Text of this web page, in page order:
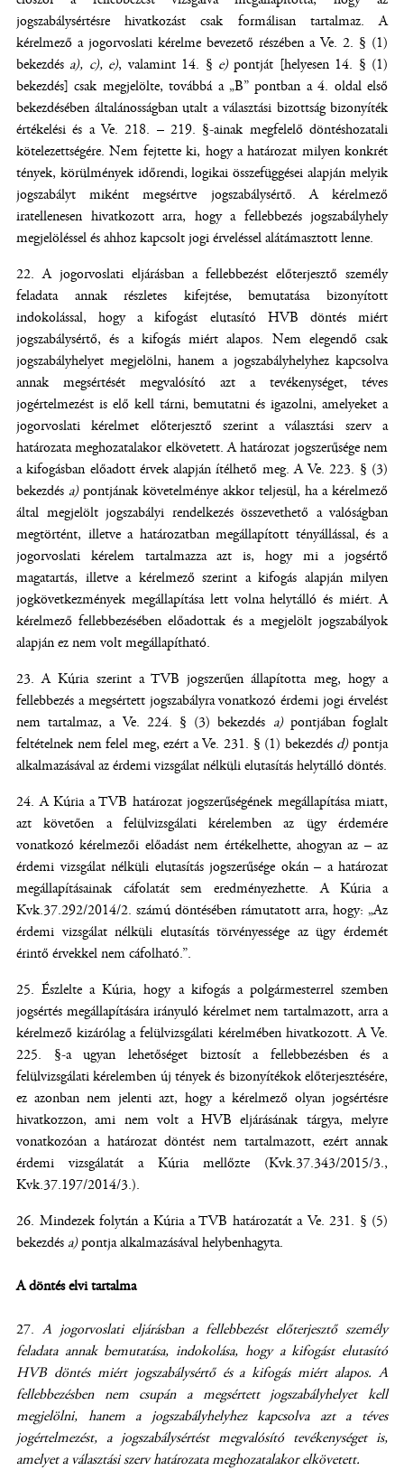
jogszabálysértésre hivatkozást csak formálisan tartalmaz. A
kérelmező a jogorvoslati kérelme bevezető részében a Ve. 2. § (1)
bekezdés a), c), e), valamint 14. § e)pontját [helyesen 14. § (1)
bekezdés] csak megjelölte, továbbá a „B” pontban a 4. oldal első
bekezdésében általánosságban utalt a választási bizottság bizonyíték
értékelési és a Ve. 218. – 219. §-ainak megfelelő döntéshozatali
kötelezettségére. Nem fejtette ki, hogy a határozat milyen konkrét
tények, körülmények időrendi, logikai összefüggései alapján melyik
jogszabályt miként megsértve jogszabálysértő. A kérelmező
iratellenesen hivatkozott arra, hogy a fellebbezés jogszabályhely
megjelöléssel és ahhoz kapcsolt jogi érveléssel alátámasztott lenne.
A jogorvoslati eljárásban a fellebbezést előterjesztő személy
feladata annak részletes kifejtése, bemutatása bizonyított
indokolással, hogy a kifogást elutasító HVB döntés miért
jogszabálysértő, és a kifogás miért alapos. Nem elegendő csak
jogszabályhelyet megjelölni, hanem a jogszabályhelyhez kapcsolva
annak megsértését megvalósító azt a tevékenységet, téves
jogértelmezést is elő kell tárni, bemutatni és igazolni, amelyeket a
jogorvoslati kérelmet előterjesztő szerint a választási szerv a
határozata meghozatalakor elkövetett. A határozat jogszerűsége nem
a kifogásban előadott érvek alapján ítélhető meg. A Ve. 223. § (3)
bekezdés a)pontjának követelménye akkor teljesül, ha a kérelmező
által megjelölt jogszabályi rendelkezés összevethető a valóságban
megtörtént, illetve a határozatban megállapított tényállással, és a
jogorvoslati kérelem tartalmazza azt is, hogy mi a jogsértő
magatartás, illetve a kérelmező szerint a kifogás alapján milyen
jogkövetkezmények megállapítása lett volna helytálló és miért. A
kérelmező fellebbezésében előadottak és a megjelölt jogszabályok
alapján ez nem volt megállapítható.
A Kúria szerint a TVB jogszerűen állapította meg, hogy a
fellebbezés a megsértett jogszabályra vonatkozó érdemi jogi érvelést
nem tartalmaz, a Ve. 224. § (3) bekezdés a)pontjában foglalt
feltételnek nem felel meg, ezért a Ve. 231. § (1) bekezdés d)pontja
alkalmazásával az érdemi vizsgálat nélküli elutasítás helytálló döntés.
A Kúria a TVB határozat jogszerűségének megállapítása miatt,
azt követően a felülvizsgálati kérelemben az ügy érdemére
vonatkozó kérelmezői előadást nem értékelhette, ahogyan az – az
érdemi vizsgálat nélküli elutasítás jogszerűsége okán – a határozat
megállapításainak cáfolatát sem eredményezhette. A Kúria a
Kvk.37.292/2014/2. számú döntésében rámutatott arra, hogy: „Az
érdemi vizsgálat nélküli elutasítás törvényessége az ügy érdemét
érintő érvekkel nem cáfolható.”.
Észlelte a Kúria, hogy a kifogás a polgármesterrel szemben
jogsértés megállapítására irányuló kérelmet nem tartalmazott, arra a
kérelmező kizárólag a felülvizsgálati kérelmében hivatkozott. A Ve.
225. §-a ugyan lehetőséget biztosít a fellebbezésben és a
felülvizsgálati kérelemben új tények és bizonyítékok előterjesztésére,
ez azonban nem jelenti azt, hogy a kérelmező olyan jogsértésre
hivatkozzon, ami nem volt a HVB eljárásának tárgya, melyre
vonatkozóan a határozat döntést nem tartalmazott, ezért annak
érdemi vizsgálatát a Kúria mellőzte (Kvk.37.343/2015/3.,
Kvk.37.197/2014/3.).
Mindezek folytán a Kúria a TVB határozatát a Ve. 231. § (5)
bekezdés a)pontja alkalmazásával helybenhagyta.
A döntés elvi tartalma
A jogorvoslati eljárásban a fellebbezést előterjesztő személy
feladata annak bemutatása, indokolása, hogy a kifogást elutasító
HVB döntés miért jogszabálysértő és a kifogás miért alapos. A
fellebbezésben nem csupán a megsértett jogszabályhelyet kell
megjelölni, hanem a jogszabályhelyhez kapcsolva azt a téves
jogértelmezést, a jogszabálysértést megvalósító tevékenységet is,
amelyet a választási szerv határozata meghozatalakor elkövetett.